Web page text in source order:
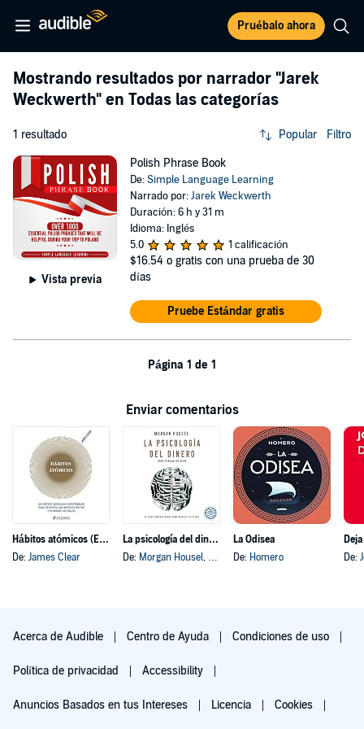
Pruébalo ahora
Mostrando resultados por narrador "Jarek
Weckwerth" en Todas las categorías
1 resultado Popular Filtro
Vista previa
Polish Phrase Book
De:Simple Language Learning
Narrado por:Jarek Weckwerth
Duración: 6 h y 31 m
Idioma: Inglés
5.0
1 calificación
$16.54 o gratis con una prueba de 30
días
Pruebe Estándar gratis
Página 1 de 1
Enviar comentarios
Hábitos atómicos (Español neutro)
De: James Clear
La psicología del dinero
De: Morgan Housel, y otros
La Odisea
De: Homero
De:
Acerca de Audible Centro de Ayuda Condiciones de uso
Política de privacidad Accessibility
Anuncios Basados en tus Intereses Licencia Cookies